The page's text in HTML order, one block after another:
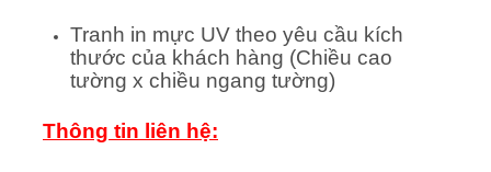
Tranh in mực UV theo yêu cầu kích
thước của khách hàng (Chiều cao
tường x chiều ngang tường)
Thông tin liên hệ: